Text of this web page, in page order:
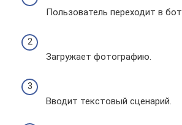
Пользователь переходит в бот.
Загружает фотографию.
Вводит текстовый сценарий.